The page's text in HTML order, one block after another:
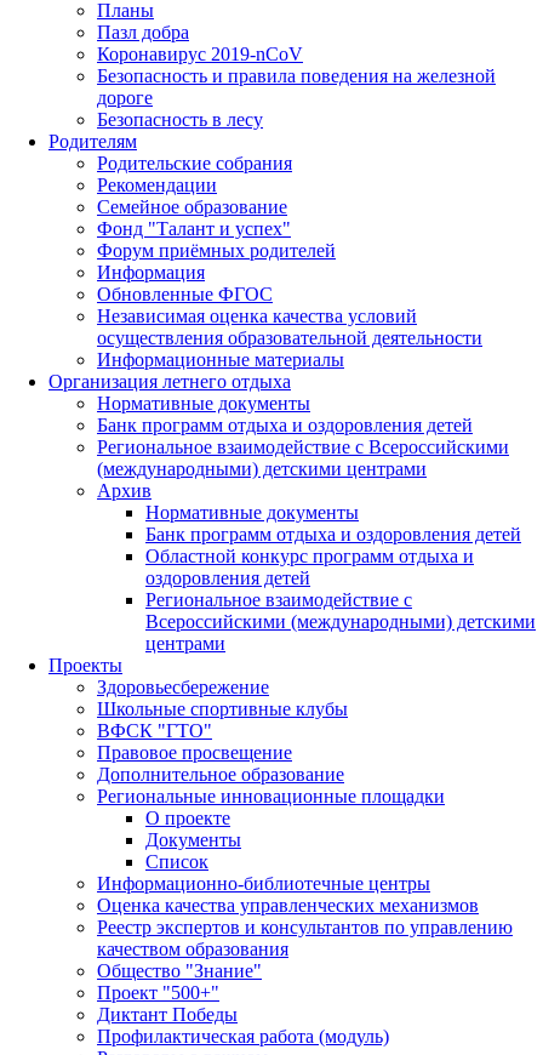
Планы
Пазл добра
Коронавирус 2019-nCoV
Безопасность и правила поведения на железной
дороге
Безопасность в лесу
Родителям
Родительские собрания
Рекомендации
Семейное образование
Фонд "Талант и успех"
Форум приёмных родителей
Информация
Обновленные ФГОС
Независимая оценка качества условий
осуществления образовательной деятельности
Информационные материалы
Организация летнего отдыха
Нормативные документы
Банк программ отдыха и оздоровления детей
Региональное взаимодействие с Всероссийскими
(международными) детскими центрами
Архив
Нормативные документы
Банк программ отдыха и оздоровления детей
Областной конкурс программ отдыха и
оздоровления детей
Региональное взаимодействие с
Всероссийскими (международными) детскими
центрами
Проекты
Здоровьесбережение
Школьные спортивные клубы
ВФСК "ГТО"
Правовое просвещение
Дополнительное образование
Региональные инновационные площадки
О проекте
Документы
Список
Информационно-библиотечные центры
Оценка качества управленческих механизмов
Реестр экспертов и консультантов по управлению
качеством образования
Общество "Знание"
Проект "500+"
Диктант Победы
Профилактическая работа (модуль)